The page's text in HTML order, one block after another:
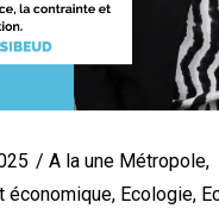
A la une Métropole,
économique, Ecologie,